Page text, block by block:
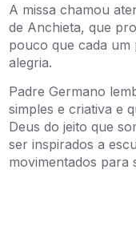
A missa chamou
de Anchieta, que
pouco que cada
alegria.
Padre Germano
simples e criativa e
Deus do jeito que
ser inspirados a
movimentados para